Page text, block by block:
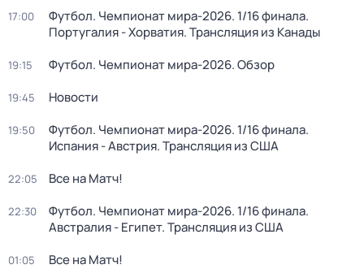
17:00
Футбол. Чемпионат мира-2026. 1/16 финала.
Португалия - Хорватия. Трансляция из Канады
19:15 Футбол. Чемпионат мира-2026. Обзор
19:45 Новости
19:50
Футбол. Чемпионат мира-2026. 1/16 финала.
Испания - Австрия. Трансляция из США
22:05 Все на Матч!
22:30
Футбол. Чемпионат мира-2026. 1/16 финала.
Австралия - Египет. Трансляция из США
01:05 Все на Матч!